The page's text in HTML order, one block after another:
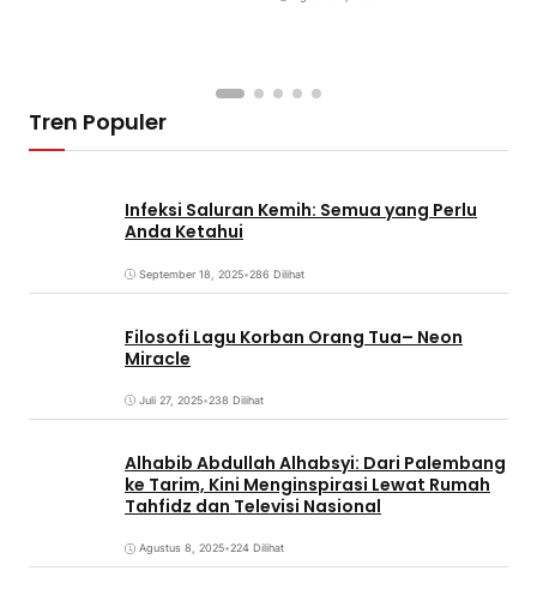
Tren Populer
Infeksi Saluran Kemih: Semua yang Perlu
Anda Ketahui
September 18, 2025•286 Dilihat
Filosofi Lagu Korban Orang Tua– Neon
Miracle
Juli 27, 2025•238 Dilihat
Alhabib Abdullah Alhabsyi: Dari Palembang
ke Tarim, Kini Menginspirasi Lewat Rumah
Tahfidz dan Televisi Nasional
Agustus 8, 2025•224 Dilihat